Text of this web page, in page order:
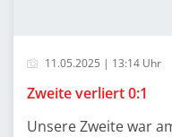
11.05.2025 | 13:14 Uhr
Zweite verliert 0:1
Unsere Zweite war